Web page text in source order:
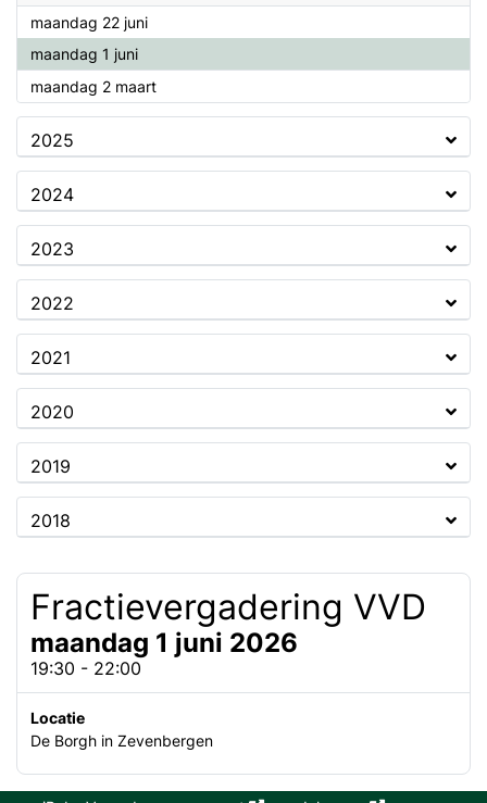
maandag 22 juni2026
maandag 1 juni2026
maandag 2 maart2026
2025
2024
2023
2022
2021
2020
2019
2018
Fractievergadering VVD
maandag 1 juni 2026
19:30 - 22:00
Locatie
De Borgh in Zevenbergen